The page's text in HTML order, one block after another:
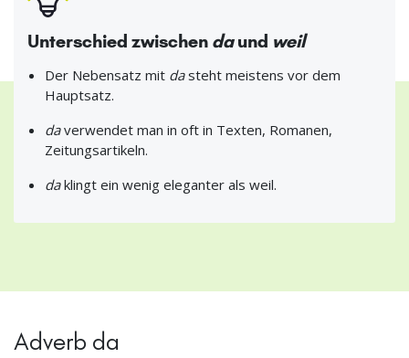
Unterschied zwischen daund weil
Der Nebensatz mit dasteht meistens vor dem
Hauptsatz.
daverwendet man in oft in Texten, Romanen,
Zeitungsartikeln.
daklingt ein wenig eleganter als weil.
Adverb da